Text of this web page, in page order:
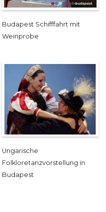
Budapest Schifffahrt mit
Weinprobe
Ungarische
Folkloretanzvorstellung in
Budapest